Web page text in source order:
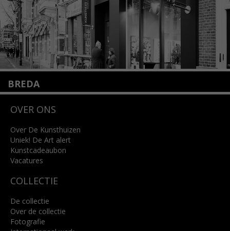
BREDA
4818 SB Breda
info@kunsthuisbreda.nl
Lees meer
OVER ONS
Over De Kunsthuizen
Uniek! De Art alert
Kunstcadeaubon
Vacatures
COLLECTIE
De collectie
Over de collectie
Fotografie